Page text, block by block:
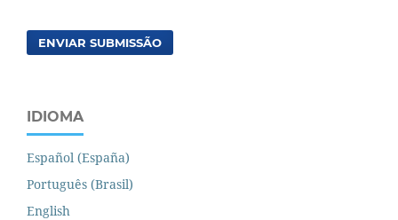
ENVIAR SUBMISSÃO
IDIOMA
Español (España)
Português (Brasil)
English